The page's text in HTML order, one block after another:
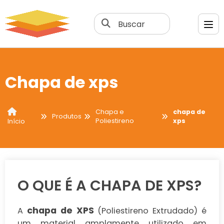
Buscar
Chapa de xps
Início
Produtos
Chapa e
Poliestireno
chapa de
xps
O QUE É A CHAPA DE XPS?
A chapa de XPS (Poliestireno Extrudado) é